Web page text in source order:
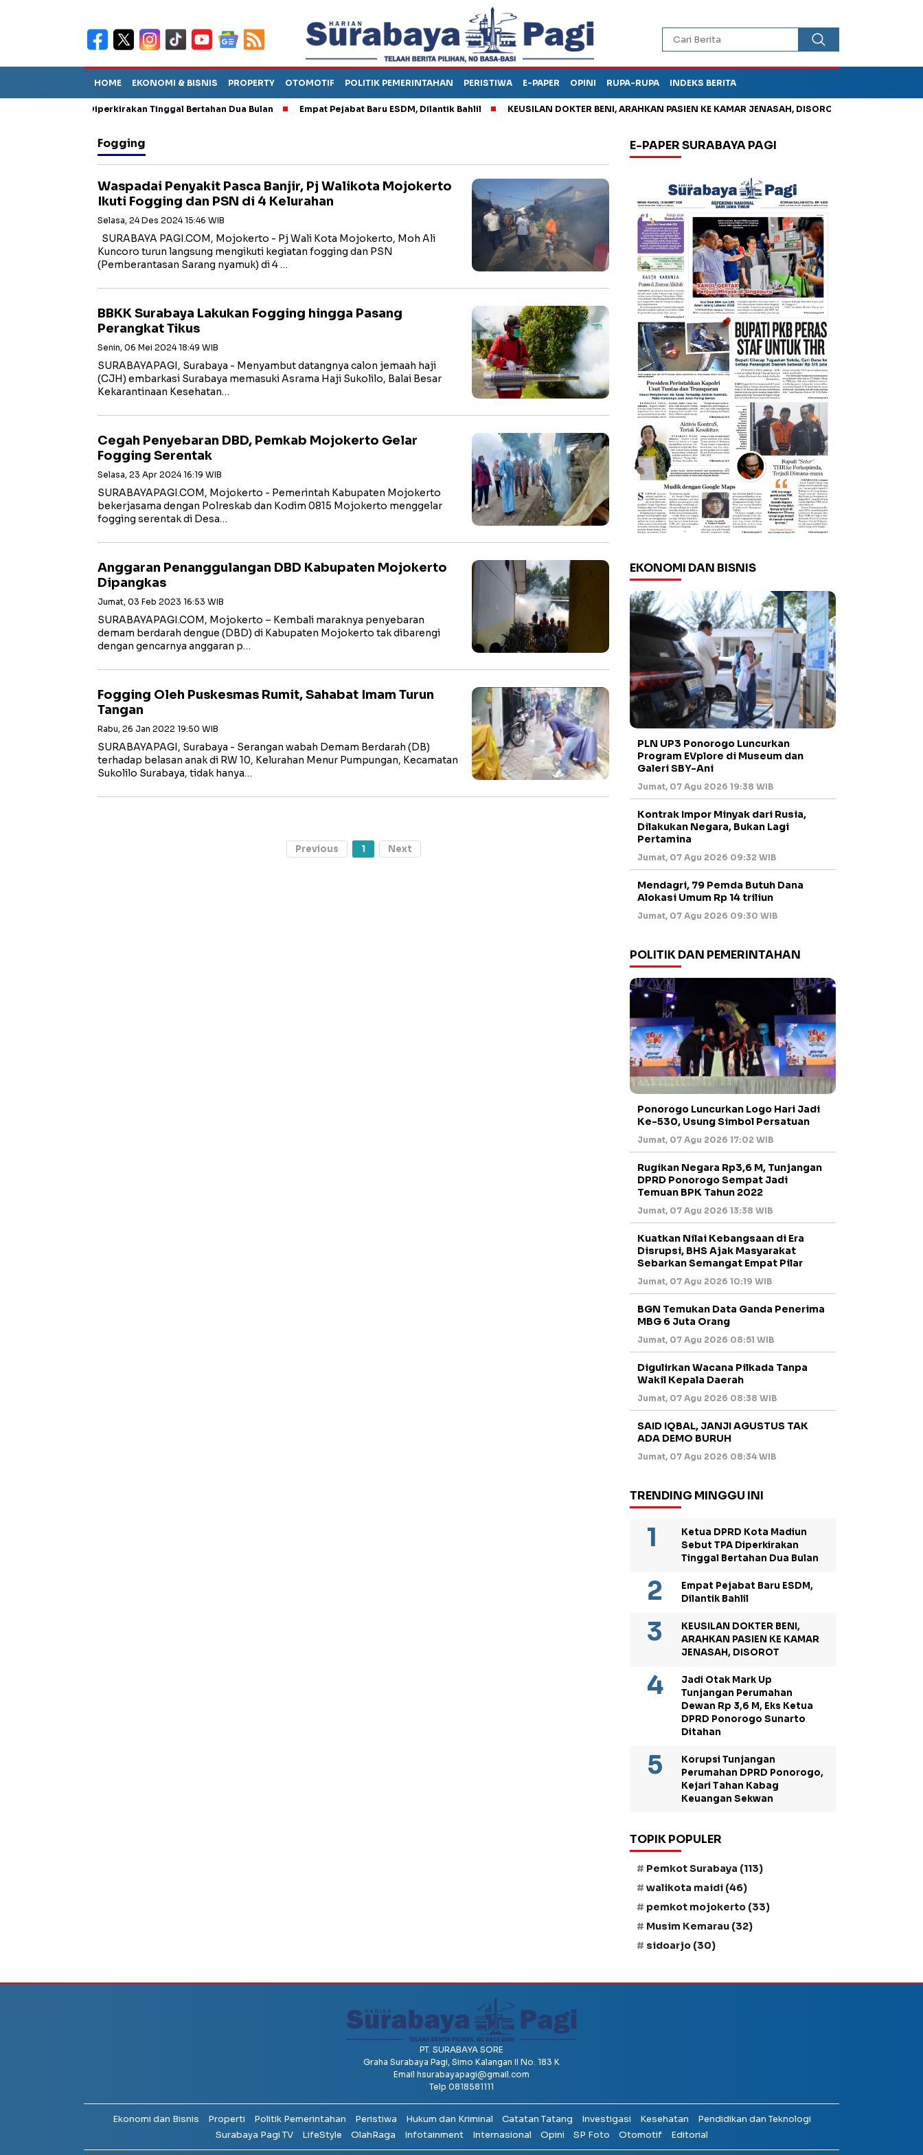
HOME EKONOMI & BISNIS PROPERTY OTOMOTIF POLITIK PEMERINTAHAN PERISTIWA E-PAPER OPINI RUPA-RUPA INDEKS BERITA
Sebut TPA Diperkirakan Tinggal Bertahan Dua Bulan Empat Pejabat Baru ESDM, Dilantik Bahlil KEUSILAN DOKTER BENI, ARAHKAN PASIEN KE KAMAR JENASAH, DISOROT
Fogging
Waspadai Penyakit Pasca Banjir, Pj Walikota Mojokerto
Ikuti Fogging dan PSN di 4 Kelurahan
Selasa, 24 Des 2024 15:46 WIB
SURABAYA PAGI.COM, Mojokerto - Pj Wali Kota Mojokerto, Moh Ali
Kuncoro turun langsung mengikuti kegiatan fogging dan PSN
(Pemberantasan Sarang nyamuk) di 4 …
BBKK Surabaya Lakukan Fogging hingga Pasang
Perangkat Tikus
Senin, 06 Mei 2024 18:49 WIB
SURABAYAPAGI, Surabaya - Menyambut datangnya calon jemaah haji
(CJH) embarkasi Surabaya memasuki Asrama Haji Sukolilo, Balai Besar
Kekarantinaan Kesehatan…
Cegah Penyebaran DBD, Pemkab Mojokerto Gelar
Fogging Serentak
Selasa, 23 Apr 2024 16:19 WIB
SURABAYAPAGI.COM, Mojokerto - Pemerintah Kabupaten Mojokerto
bekerjasama dengan Polreskab dan Kodim 0815 Mojokerto menggelar
fogging serentak di Desa…
Anggaran Penanggulangan DBD Kabupaten Mojokerto
Dipangkas
Jumat, 03 Feb 2023 16:53 WIB
SURABAYAPAGI.COM, Mojokerto – Kembali maraknya penyebaran
demam berdarah dengue (DBD) di Kabupaten Mojokerto tak dibarengi
dengan gencarnya anggaran p…
Fogging Oleh Puskesmas Rumit, Sahabat Imam Turun
Tangan
Rabu, 26 Jan 2022 19:50 WIB
SURABAYAPAGI, Surabaya - Serangan wabah Demam Berdarah (DB)
terhadap belasan anak di RW 10, Kelurahan Menur Pumpungan, Kecamatan
Sukolilo Surabaya, tidak hanya…
Previous 1 Next
E-PAPER SURABAYA PAGI
EKONOMI DAN BISNIS
PLN UP3 Ponorogo Luncurkan
Program EVplore di Museum dan
Galeri SBY-Ani
Jumat, 07 Agu 2026 19:38 WIB
Kontrak Impor Minyak dari Rusia,
Dilakukan Negara, Bukan Lagi
Pertamina
Jumat, 07 Agu 2026 09:32 WIB
Mendagri, 79 Pemda Butuh Dana
Alokasi Umum Rp 14 triliun
Jumat, 07 Agu 2026 09:30 WIB
POLITIK DAN PEMERINTAHAN
Ponorogo Luncurkan Logo Hari Jadi
Ke-530, Usung Simbol Persatuan
Jumat, 07 Agu 2026 17:02 WIB
Rugikan Negara Rp3,6 M, Tunjangan
DPRD Ponorogo Sempat Jadi
Temuan BPK Tahun 2022
Jumat, 07 Agu 2026 13:38 WIB
Kuatkan Nilai Kebangsaan di Era
Disrupsi, BHS Ajak Masyarakat
Sebarkan Semangat Empat Pilar
Jumat, 07 Agu 2026 10:19 WIB
BGN Temukan Data Ganda Penerima
MBG 6 Juta Orang
Jumat, 07 Agu 2026 08:51 WIB
Digulirkan Wacana Pilkada Tanpa
Wakil Kepala Daerah
Jumat, 07 Agu 2026 08:38 WIB
SAID IQBAL, JANJI AGUSTUS TAK
ADA DEMO BURUH
Jumat, 07 Agu 2026 08:34 WIB
TRENDING MINGGU INI
Ketua DPRD Kota Madiun
Sebut TPA Diperkirakan
Tinggal Bertahan Dua Bulan
Empat Pejabat Baru ESDM,
Dilantik Bahlil
KEUSILAN DOKTER BENI,
ARAHKAN PASIEN KE KAMAR
JENASAH, DISOROT
Jadi Otak Mark Up
Tunjangan Perumahan
Dewan Rp 3,6 M, Eks Ketua
DPRD Ponorogo Sunarto
Ditahan
Korupsi Tunjangan
Perumahan DPRD Ponorogo,
Kejari Tahan Kabag
Keuangan Sekwan
TOPIK POPULER
Pemkot Surabaya (113)
walikota maidi (46)
pemkot mojokerto (33)
Musim Kemarau (32)
sidoarjo (30)
PT. SURABAYA SORE
Graha Surabaya Pagi, Simo Kalangan II No. 183 K
Email hsurabayapagi@gmail.com
Telp 0818581111
Ekonomi dan Bisnis Properti Politik Pemerintahan Peristiwa Hukum dan Kriminal Catatan Tatang Investigasi Kesehatan
Pendidikan dan Teknologi
Surabaya Pagi TV
LifeStyle OlahRaga Infotainment Internasional Opini SP Foto Otomotif Editorial